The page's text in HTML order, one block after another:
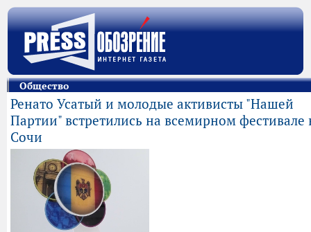
Общество
Ренато Усатый и молодые активисты "Нашей
Партии" встретились на всемирном фестивале
Сочи